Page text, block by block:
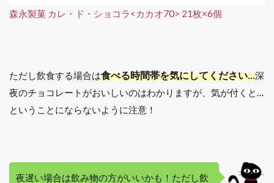
森永製菓 カレ・ド・ショコラ<カカオ70> 21枚×6個
ただし飲食する場合は食べる時間帯を気にしてください…深
夜のチョコレートがおいしいのはわかりますが、気が付くと…
ということにならないように注意！
夜遅い場合は飲み物の方がいいかも！ただし飲